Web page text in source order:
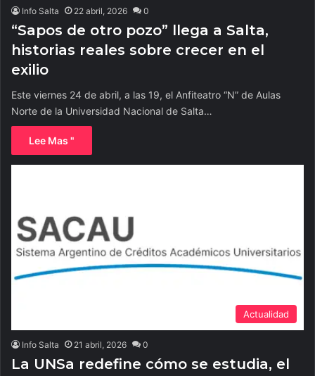
Info Salta 22 abril, 2026 0
“Sapos de otro pozo” llega a Salta,
historias reales sobre crecer en el
exilio
Este viernes 24 de abril, a las 19, el Anfiteatro “N” de Aulas
Norte de la Universidad Nacional de Salta…
Lee Mas "
Actualidad
Info Salta 21 abril, 2026 0
La UNSa redefine cómo se estudia, el